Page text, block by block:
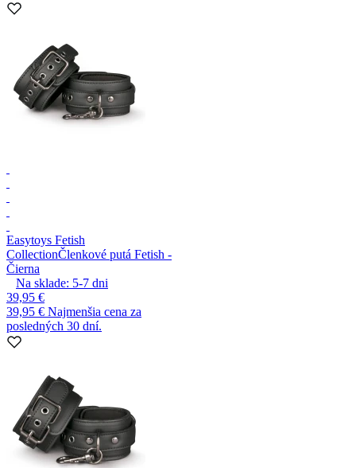
Easytoys Fetish
CollectionČlenkové putá Fetish -
Čierna
Na sklade: 5-7 dni
39,95 €
39,95 € Najmenšia cena za
posledných 30 dní.